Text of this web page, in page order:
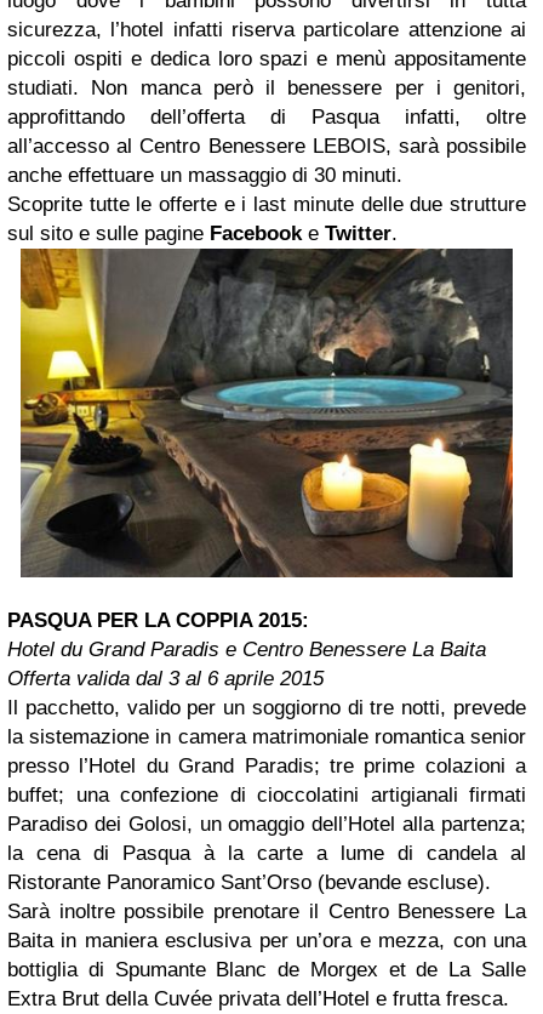
sicurezza, l’hotel infatti riserva particolare attenzione ai
piccoli ospiti e dedica loro spazi e menù appositamente
studiati. Non manca però il benessere per i genitori,
approfittando dell’offerta di Pasqua infatti, oltre
all’accesso al Centro Benessere LEBOIS, sarà possibile
anche effettuare un massaggio di 30 minuti.
Scoprite tutte le offerte e i last minute delle due strutture
sul sito e sulle pagine Facebooke Twitter.
PASQUA PER LA COPPIA 2015:
Hotel du Grand Paradis e Centro Benessere La Baita
Offerta valida dal 3 al 6 aprile 2015
Il pacchetto, valido per un soggiorno di tre notti, prevede
la sistemazione in camera matrimoniale romantica senior
presso l’Hotel du Grand Paradis; tre prime colazioni a
buffet; una confezione di cioccolatini artigianali firmati
Paradiso dei Golosi, un omaggio dell’Hotel alla partenza;
la cena di Pasqua à la carte a lume di candela al
Ristorante Panoramico Sant’Orso (bevande escluse).
Sarà inoltre possibile prenotare il Centro Benessere La
Baita in maniera esclusiva per un’ora e mezza, con una
bottiglia di Spumante Blanc de Morgex et de La Salle
Extra Brut della Cuvée privata dell’Hotel e frutta fresca.